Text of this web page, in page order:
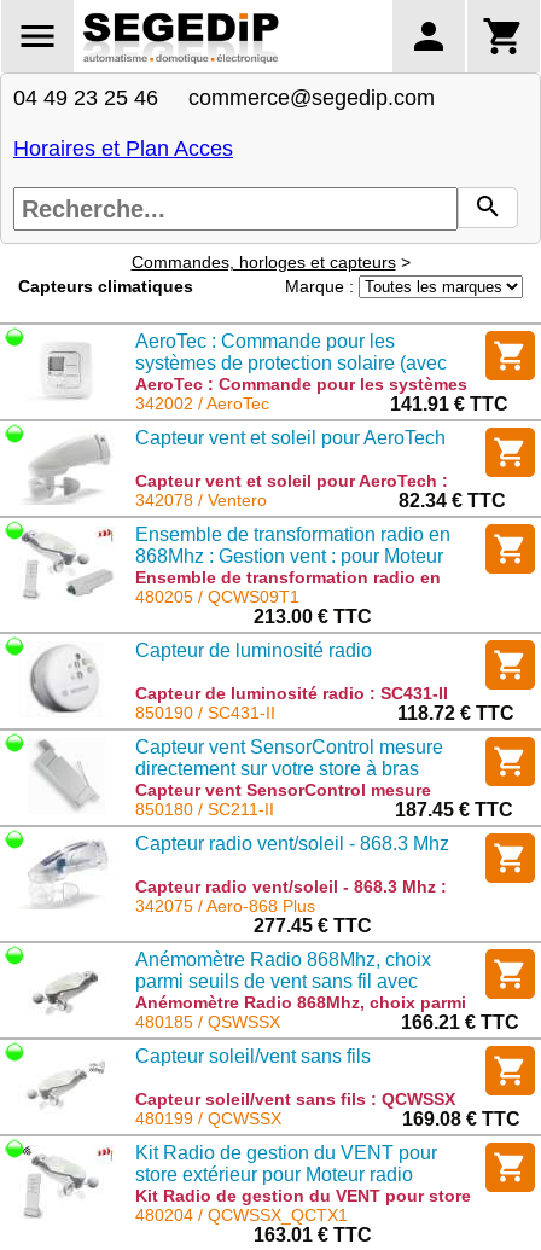
04 49 23 25 46 commerce@segedip.com
Horaires et Plan Acces
Commandes, horloges et capteurs>
Capteurs climatiques Marque :
AeroTec : Commande pour les
systèmes de protection solaire (avec
cadre)
AeroTec : Commande pour les systèmes
de protection solaire (avec cadre) :
AeroTec
342002 / AeroTec
141.91 € TTC
Capteur vent et soleil pour AeroTech
Capteur vent et soleil pour AeroTech :
Ventero
342078 / Ventero
82.34 € TTC
Ensemble de transformation radio en
868Mhz : Gestion vent : pour Moteur
filaire comprenant 1 récepteur, 1
télécommande et 1 anémomètre filaire
alimentation 230v
Ensemble de transformation radio en
868Mhz : Gestion vent : pour Moteur
filaire comprenant 1 récepteur, 1
télécommande et 1 anémomètre filaire
alimentation 230v : QCWS09T1
480205 / QCWS09T1
213.00 € TTC
Capteur de luminosité radio
Capteur de luminosité radio : SC431-II
850190 / SC431-II
118.72 € TTC
Capteur vent SensorControl mesure
directement sur votre store à bras
articulés les effets du vent et remonte
automatiquement votre store
Capteur vent SensorControl mesure
directement sur votre store à bras
articulés les effets du vent et remonte
automatiquement votre store : SC211-II
850180 / SC211-II
187.45 € TTC
Capteur radio vent/soleil - 868.3 Mhz
Capteur radio vent/soleil - 868.3 Mhz :
Aero-868 Plus
342075 / Aero-868 Plus
277.45 € TTC
Anémomètre Radio 868Mhz, choix
parmi seuils de vent sans fil avec
contrôle actif de fonctionnement
Anémomètre Radio 868Mhz, choix parmi
seuils de vent sans fil avec contrôle actif
de fonctionnement : QSWSSX
480185 / QSWSSX
166.21 € TTC
Capteur soleil/vent sans fils
Capteur soleil/vent sans fils : QCWSSX
480199 / QCWSSX
169.08 € TTC
Kit Radio de gestion du VENT pour
store extérieur pour Moteur radio
GAPOSA en 868Mhz
Kit Radio de gestion du VENT pour store
extérieur pour Moteur radio GAPOSA en
868Mhz : QCWSSX_QCTX1
480204 / QCWSSX_QCTX1
163.01 € TTC